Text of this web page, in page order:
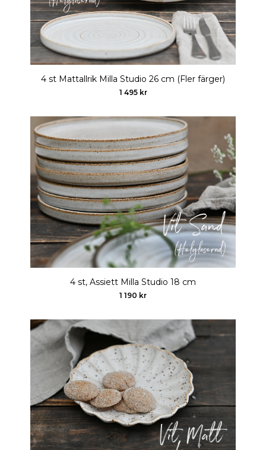
4 st Mattallrik Milla Studio 26 cm (Fler färger)
1 495 kr
4 st, Assiett Milla Studio 18 cm
1 190 kr